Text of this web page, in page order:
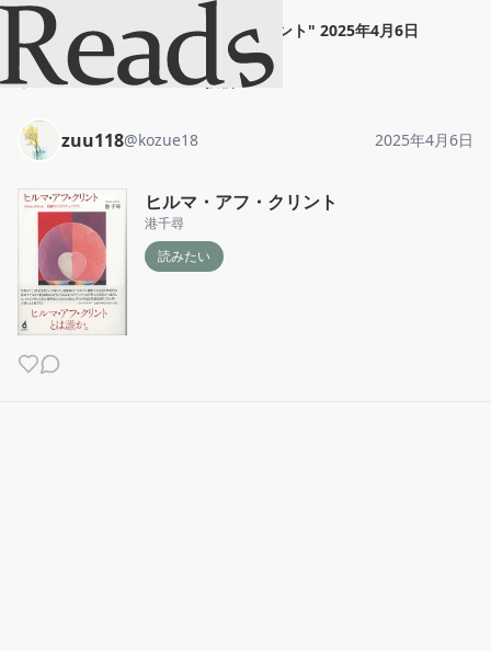
zuu118"ヒルマ・アフ・クリント" 2025年4月6日
ホーム zuu118 投稿
zuu118@kozue18 2025年4月6日
ヒルマ・アフ・クリント
港千尋
読みたい